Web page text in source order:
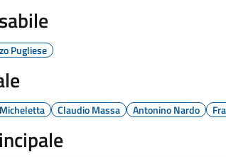
Pugliese
Claudio Massa Antonino Nardo